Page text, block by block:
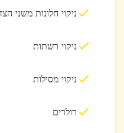
ניקוי חלונות משני
ניקוי רשתות
ניקוי מסילות
רולרים